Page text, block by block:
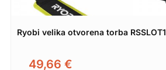
Ryobi velika otvorena torba RSSLOT1
49,66 €